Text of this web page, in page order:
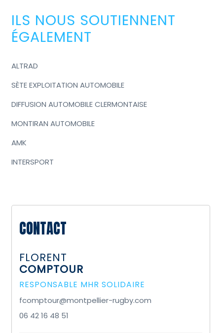
ILS NOUS SOUTIENNENT
ÉGALEMENT
ALTRAD
SÈTE EXPLOITATION AUTOMOBILE
DIFFUSION AUTOMOBILE CLERMONTAISE
MONTIRAN AUTOMOBILE
AMK
INTERSPORT
CONTACT
FLORENT
COMPTOUR
RESPONSABLE MHR SOLIDAIRE
fcomptour@montpellier-rugby.com
06 42 16 48 51